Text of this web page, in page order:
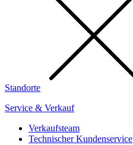
Standorte
Service & Verkauf
Verkaufsteam
Technischer Kundenservice